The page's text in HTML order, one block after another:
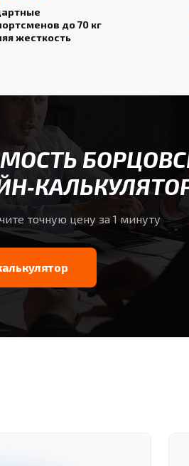
до 70 кг
жесткость
точную цену за 1 минуту